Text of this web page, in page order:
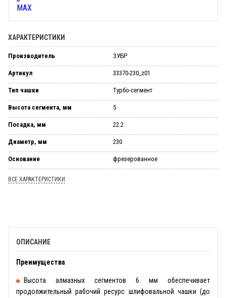
ХАРАКТЕРИСТИКИ
Производитель ЗУБР
Артикул 33370-230_z01
Тип чашки Турбо-сегмент
Высота сегмента, мм 5
Посадка, мм 22.2
Диаметр, мм 230
Основание фрезерованное
ВСЕ ХАРАКТЕРИСТИКИ
ОПИСАНИЕ
Преимущества
Высота алмазных сегментов 6 мм обеспечивает
продолжительный рабочий ресурс шлифовальной чашки (до